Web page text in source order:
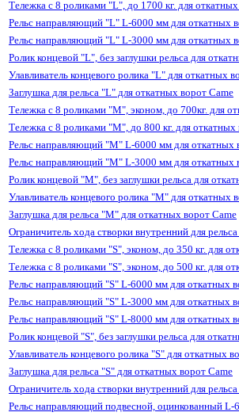
Тележка с 8 роликами "L", до 1700 кг. для
Рельс направляющий "L" L-6000 мм для откатных
Рельс направляющий "L" L-3000 мм для откатных
Ролик концевой "L", без заглушки рельса для
Улавливатель концевого ролика "L" для откатных
Заглушка для рельса "L" для откатных ворот Came
Тележка с 8 роликами "M", эконом, до 700кг. для
Тележка с 8 роликами "M", до 800 кг. для откатных
Рельс направляющий "М" L-6000 мм для откатных
Рельс направляющий "М" L-3000 мм для откатных
Ролик концевой "M", без заглушки рельса для
Улавливатель концевого ролика "M" для откатных
Заглушка для рельса "M" для откатных ворот Came
Ограничитель хода створки внутренний для
Тележка с 8 роликами "S", эконом, до 350 кг. для
Тележка с 8 роликами "S", эконом, до 500 кг. для
Рельс направляющий "S" L-6000 мм для откатных
Рельс направляющий "S" L-3000 мм для откатных
Рельс направляющий "S" L-8000 мм для откатных
Ролик концевой "S", без заглушки рельса для
Улавливатель концевого ролика "S" для откатных
Заглушка для рельса "S" для откатных ворот Came
Ограничитель хода створки внутренний для
Рельс направляющий подвесной, оцинкованный